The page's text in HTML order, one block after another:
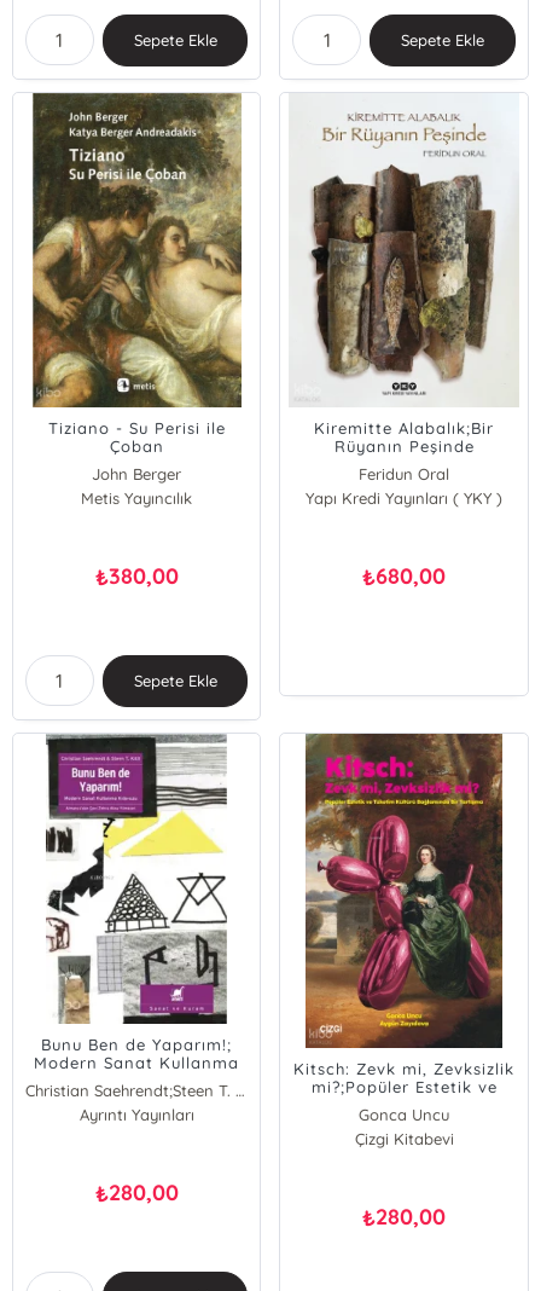
Sepete Ekle Sepete Ekle
Tiziano - Su Perisi ile
Çoban
John Berger
Katya Berger Andreadakis
Metis Yayıncılık
₺380,00
Sepete Ekle
Kiremitte Alabalık;Bir
Rüyanın Peşinde
Feridun Oral
Yapı Kredi Yayınları ( YKY )
₺680,00
Bunu Ben de Yaparım!;
Modern Sanat Kullanma
Kılavuzu
Christian Saehrendt;Steen T. Kittl
Christian Saehrendt
Ayrıntı Yayınları
₺280,00
Kitsch: Zevk mi, Zevksizlik
mi?;Popüler Estetik ve
Tüketim Kültürü
Bağlamında Bir Tartışma
Gonca Uncu
Aygün Zayıdova
Çizgi Kitabevi
₺280,00